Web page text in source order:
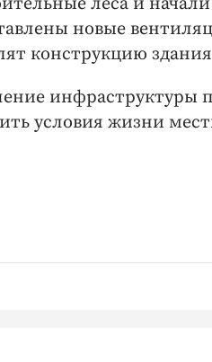
новые
конструкцию
инфраструктуры
условия жизни